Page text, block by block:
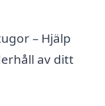
– Hjälp
av ditt